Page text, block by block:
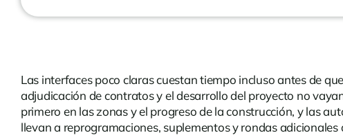
Las interfaces poco claras cuestan tiempo incluso antes de
adjudicación de contratos y el desarrollo del proyecto no
primero en las zonas y el progreso de la construcción, y las
llevan a reprogramaciones, suplementos y rondas